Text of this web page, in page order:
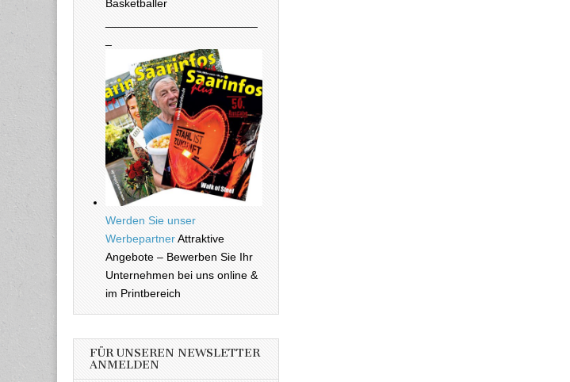
Basketballer
Werden Sie unser
WerbepartnerAttraktive
Angebote – Bewerben Sie Ihr
Unternehmen bei uns online &
im Printbereich
FÜR UNSEREN NEWSLETTER
ANMELDEN